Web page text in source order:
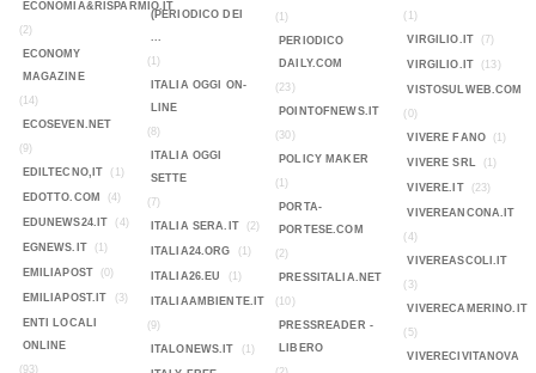
ECONOMIA&RISPARMIO.IT
(2)
ECONOMY
MAGAZINE
(14)
ECOSEVEN.NET
(9)
EDILTECNO,IT
(1)
EDOTTO.COM (4)
EDUNEWS24.IT (4)
EGNEWS.IT (1)
EMILIAPOST (0)
EMILIAPOST.IT (3)
ENTI LOCALI
ONLINE
(93)
(PERIODICO DEI
...
(1)
ITALIA OGGI ON-
LINE
(8)
ITALIA OGGI
SETTE
(7)
ITALIA SERA.IT
(2)
ITALIA24.ORG (1)
ITALIA26.EU (1)
ITALIAAMBIENTE.IT
(9)
ITALONEWS.IT
(1)
(1)
PERIODICO
DAILY.COM
(23)
POINTOFNEWS.IT
(30)
POLICY MAKER
(1)
PORTA-
PORTESE.COM
(2)
PRESSITALIA.NET
(10)
PRESSREADER -
LIBERO
(1)
VIRGILIO.IT
(7)
VIRGILIO.IT (13)
VISTOSULWEB.COM
(0)
VIVERE FANO
(1)
VIVERE SRL (1)
VIVERE.IT (23)
VIVEREANCONA.IT
(4)
VIVEREASCOLI.IT
(3)
VIVERECAMERINO.IT
(5)
VIVERECIVITANOVA